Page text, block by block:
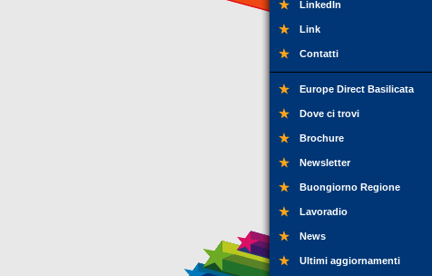
LinkedIn
Link
Contatti
Europe Direct Basilicata
Dove ci trovi
Brochure
Newsletter
Buongiorno Regione
Lavoradio
News
Ultimi aggiornamenti